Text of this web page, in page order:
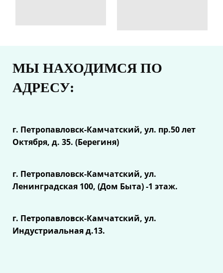
МЫ НАХОДИМСЯ ПО
АДРЕСУ:
г. Петропавловск-Камчатский, ул. пр.50 лет
Октября, д. 35. (Берегиня)
г. Петропавловск-Камчатский, ул.
Ленинградская 100, (Дом Быта) -1 этаж.
г. Петропавловск-Камчатский, ул.
Индустриальная д.13.